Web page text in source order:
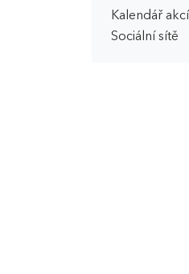
Kalendář akcí
Sociální sítě